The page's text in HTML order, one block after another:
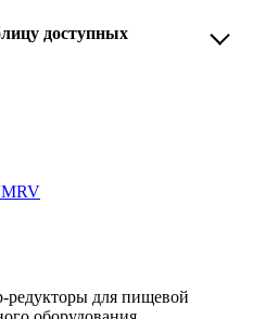
доступных
редукторы для пищевой